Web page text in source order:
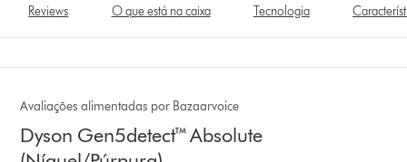
Reviews O que está na caixa Tecnologia
Avaliações alimentadas por Bazaarvoice
Dyson Gen5detect™ Absolute